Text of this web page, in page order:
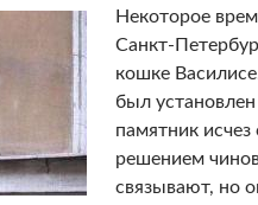
Некоторое
Санкт-
кошке
был
памятник
решением
связывают, но